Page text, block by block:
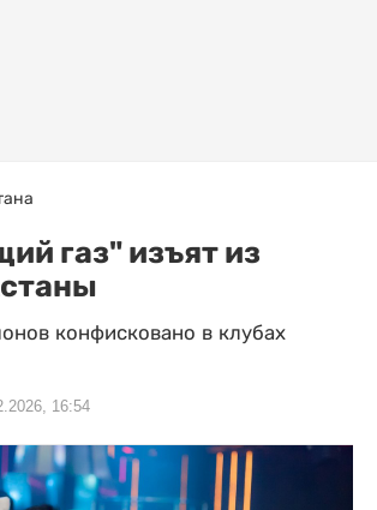
газ" изъят из
конфисковано в клубах
16:54